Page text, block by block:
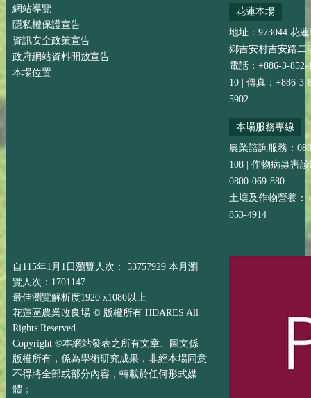
網站導覽
隱私權保護宣告
資訊安全政策宣告
政府網站資料開放宣告
本場位置
花蓮本場
地址：973044 花
鄉吉安村吉安路二
電話：+886-3-852-
10 | 傳真：+886-3-
5902
本場服務專線
農業諮詢服務：
108 | 作物病蟲害
0800-069-880
土壤及作物營養：
853-4914
自115年1月1日瀏覽人次： 53757929 本月瀏
覽人次：1701147
最佳瀏覽解析度1920 x1080以上
花蓮區農業改良場 © 版權所有 HDARES All
Rights Reserved
Copyright ©本網站發表之所有文章、圖文係
版權所有，係為學術研究成果，非經本場同意
不得將全部或部分內容，轉載於任何形式媒
體；